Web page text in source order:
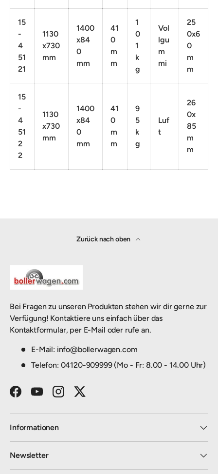
15
-
4
51
21
1130
x730
mm
1400
x84
0
mm
41
0
m
m
1
0
1
k
g
Vol
lgu
m
mi
25
0x6
0
m
m
15
-
4
51
2
2
1130
x730
mm
1400
x84
0
mm
41
0
m
m
9
5
k
g
Luf
t
26
0x
85
m
m
Zurück nach oben
Bei Fragen zu unseren Produkten stehen wir dir gerne zur
Verfügung! Kontaktiere uns einfach über das
Kontaktformular, per E-Mail oder rufe an.
E-Mail: info@bollerwagen.com
Telefon: 04120-909999 (Mo - Fr: 8.00 - 14.00 Uhr)
FacebookYouTubeInstagramTwitter
Informationen
Newsletter